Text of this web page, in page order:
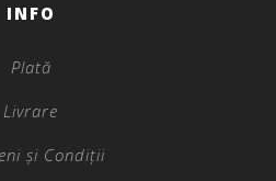
INFO
Plată
Livrare
și Condiții